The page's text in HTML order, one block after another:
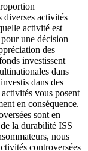
diverses activités
activité est
une décision
des
investissent
dans
dans des
vous posent
en conséquence.
sont en
la durabilité ISS
nous
controversées